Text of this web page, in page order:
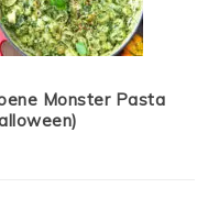
Monster Pasta